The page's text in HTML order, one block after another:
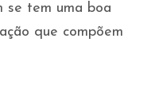
se tem uma boa
que compõem